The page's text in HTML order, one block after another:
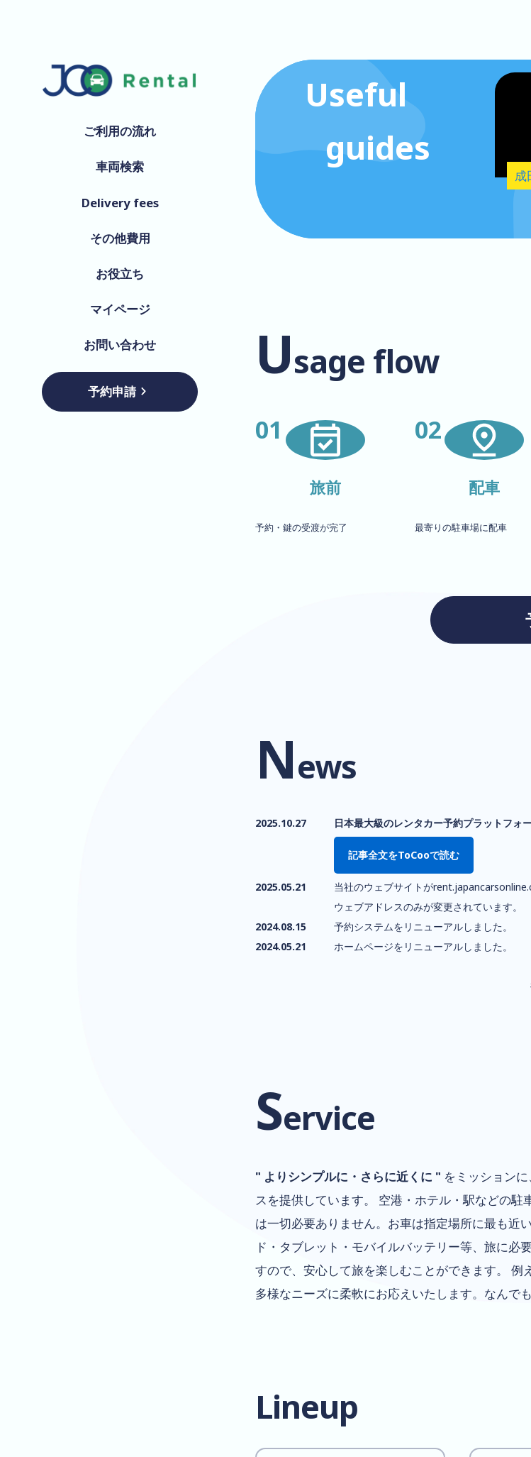
ご利用の流れ
車両検索
Delivery fees
その他費用
お役立ち
マイページ
お問い合わせ
予約申請
Useful
guides
成
Usage flow
01
旅前
予約・鍵の受渡が完了
02
配車
最寄りの駐車場に配車
News
2025.10.27 日本最大級のレンタカー予約プラットフォ
記事全文をToCooで読む
2025.05.21
当社のウェブサイトが
ウェブアドレスのみが変更されています。
2024.08.15
予約システムをリニューアルしました。
2024.05.21
ホームページをリニューアルしました。
Service
" よりシンプルに・さらに近くに " をミッション
スを提供しています。 空港・ホテル・駅などの
は一切必要ありません。お車は指定場所に最も近
ド・タブレット・モバイルバッテリー等、旅に必
すので、安心して旅を楽しむことができます。
多様なニーズに柔軟にお応えいたします。なんで
Lineup